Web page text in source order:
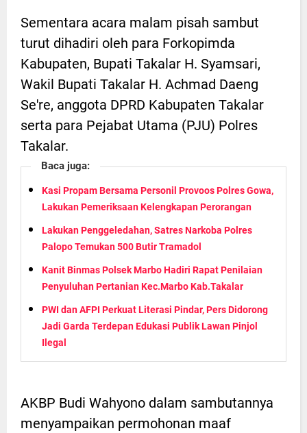
Sementara acara malam pisah sambut
turut dihadiri oleh para Forkopimda
Kabupaten, Bupati Takalar H. Syamsari,
Wakil Bupati Takalar H. Achmad Daeng
Se're, anggota DPRD Kabupaten Takalar
serta para Pejabat Utama (PJU) Polres
Takalar.
Baca juga:
Kasi Propam Bersama Personil Provoos Polres Gowa,
Lakukan Pemeriksaan Kelengkapan Perorangan
Lakukan Penggeledahan, Satres Narkoba Polres
Palopo Temukan 500 Butir Tramadol
Kanit Binmas Polsek Marbo Hadiri Rapat Penilaian
Penyuluhan Pertanian Kec.Marbo Kab.Takalar
PWI dan AFPI Perkuat Literasi Pindar, Pers Didorong
Jadi Garda Terdepan Edukasi Publik Lawan Pinjol
Ilegal
AKBP Budi Wahyono dalam sambutannya
menyampaikan permohonan maaf